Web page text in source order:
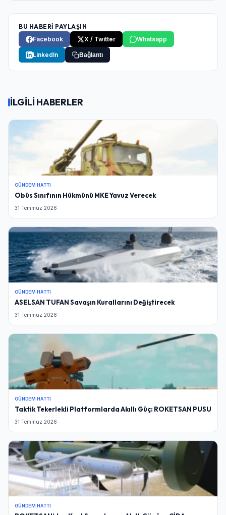
BU HABERİ PAYLAŞIN
Facebook
X / Twitter Whatsapp
LinkedIn Bağlantı
İLGİLİ HABERLER
GÜNDEM HATTI
Obüs Sınıfının Hükmünü MKE Yavuz Verecek
31 Temmuz 2026
GÜNDEM HATTI
ASELSAN TUFAN Savaşın Kurallarını Değiştirecek
31 Temmuz 2026
GÜNDEM HATTI
Taktik Tekerlekli Platformlarda Akıllı Güç: ROKETSAN PUSU
31 Temmuz 2026
GÜNDEM HATTI